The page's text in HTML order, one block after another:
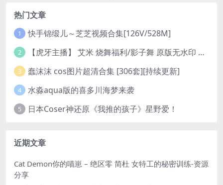
热门文章
1 快手锦缎儿～芝芝视频合集[126V/528M]
2 【虎牙主播】 艾米 烧舞福利/影子舞 原版无水印 （1v/130m）
3 蠢沫沫 cos图片超清合集 [306套][持续更新]
4 水淼aqua版的喜多川海梦来袭
5 日本Coser神还原《我推的孩子》星野爱！
近期文章
Cat Demon你的喵崽 – 绝区零 简杜 女特工的秘密训练-资源
分享